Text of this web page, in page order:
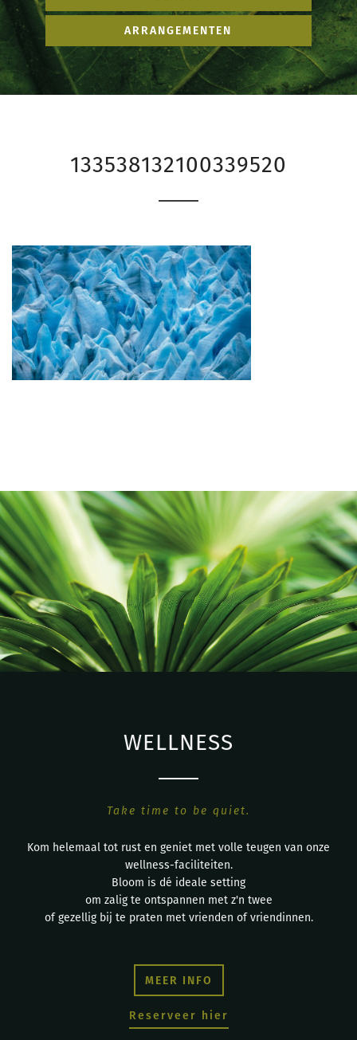
RESERVEER HIER
ARRANGEMENTEN
133538132100339520
WELLNESS
Take time to be quiet.
Kom helemaal tot rust en geniet met volle teugen van onze
wellness-faciliteiten.
Bloom is dé ideale setting
om zalig te ontspannen met z'n twee
of gezellig bij te praten met vrienden of vriendinnen.
MEER INFO
Reserveer hier